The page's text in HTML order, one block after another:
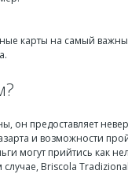
карты на самый
он предоставляет
и возможности
могут прийтись как
Briscola